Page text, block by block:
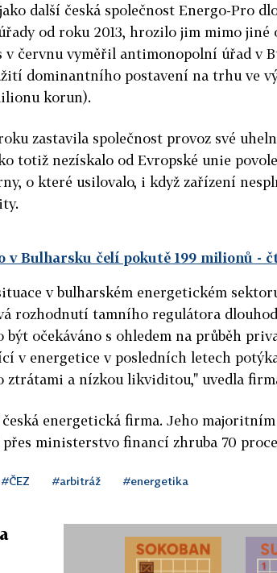
další česká společnost Energo-Pro
od roku 2013, hrozilo jim mimo jiné
v červnu vyměřil antimonopolní úřad v
dominantního postavení na trhu ve
korun).
zastavila společnost provoz své
totiž nezískalo od Evropské unie
o které usilovalo, i když zařízení
v Bulharsku čelí pokutě 199 milionů -
v bulharském energetickém
rozhodnutí tamního regulátora
být očekáváno s ohledem na průběh
v energetice v posledních letech
ztrátami a nízkou likviditou," uvedla
česká energetická firma. Jeho
ministerstvo financí zhruba 70
#ČEZ #arbitráž #energetika